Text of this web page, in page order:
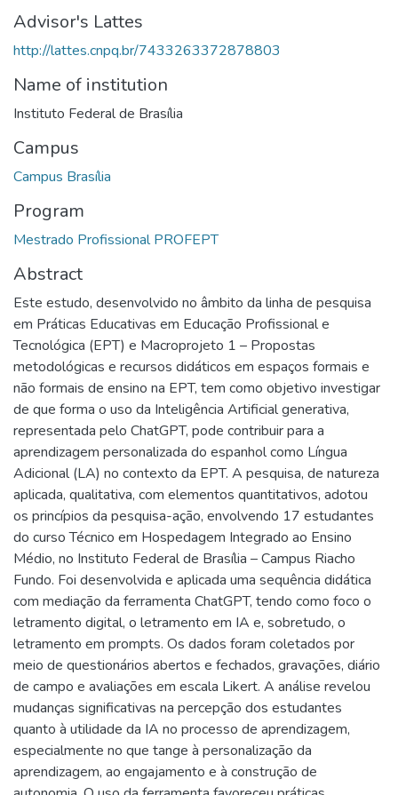
Advisor's Lattes
http://lattes.cnpq.br/7433263372878803
Name of institution
Instituto Federal de Brasília
Campus
Campus Brasília
Program
Mestrado Profissional PROFEPT
Abstract
Este estudo, desenvolvido no âmbito da linha de pesquisa
em Práticas Educativas em Educação Profissional e
Tecnológica (EPT) e Macroprojeto 1 – Propostas
metodológicas e recursos didáticos em espaços formais e
não formais de ensino na EPT, tem como objetivo investigar
de que forma o uso da Inteligência Artificial generativa,
representada pelo ChatGPT, pode contribuir para a
aprendizagem personalizada do espanhol como Língua
Adicional (LA) no contexto da EPT. A pesquisa, de natureza
aplicada, qualitativa, com elementos quantitativos, adotou
os princípios da pesquisa-ação, envolvendo 17 estudantes
do curso Técnico em Hospedagem Integrado ao Ensino
Médio, no Instituto Federal de Brasília – Campus Riacho
Fundo. Foi desenvolvida e aplicada uma sequência didática
com mediação da ferramenta ChatGPT, tendo como foco o
letramento digital, o letramento em IA e, sobretudo, o
letramento em prompts. Os dados foram coletados por
meio de questionários abertos e fechados, gravações, diário
de campo e avaliações em escala Likert. A análise revelou
mudanças significativas na percepção dos estudantes
quanto à utilidade da IA no processo de aprendizagem,
especialmente no que tange à personalização da
aprendizagem, ao engajamento e à construção de